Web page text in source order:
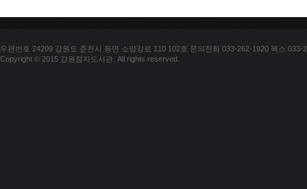
우편번호 24209 강원도 춘천시 동면 소양강로 110 102호 문의전화 033-262-1920 팩스 033-
Copyright © 2015 강원점자도서관. All rights reserved.